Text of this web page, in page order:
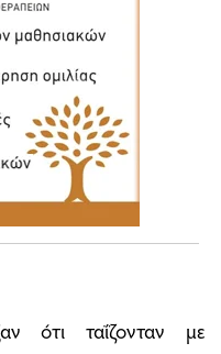
ότι ταΐζονταν με